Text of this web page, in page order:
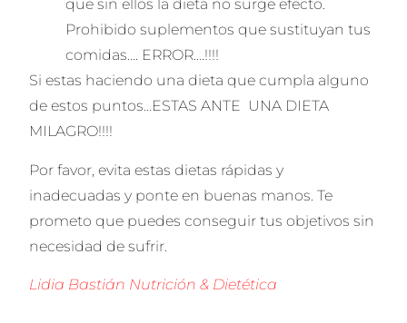
que sin ellos la dieta no surge efecto.
Prohibido suplementos que sustituyan tus
comidas…. ERROR….!!!!
Si estas haciendo una dieta que cumpla alguno
de estos puntos…ESTAS ANTE UNA DIETA
MILAGRO!!!!
Por favor, evita estas dietas rápidas y
inadecuadas y ponte en buenas manos. Te
prometo que puedes conseguir tus objetivos sin
necesidad de sufrir.
Lidia Bastián Nutrición & Dietética